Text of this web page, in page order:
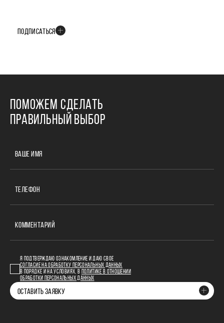
ПОДПИСАТЬСЯ
ПОМОЖЕМ СДЕЛАТЬ
ПРАВИЛЬНЫЙ ВЫБОР
ВАШЕ ИМЯ
ТЕЛЕФОН
КОММЕНТАРИЙ
Я ПОДТВЕРЖДАЮ ОЗНАКОМЛЕНИЕ И ДАЮ СВОЕ
СОГЛАСИЕ НА ОБРАБОТКУ ПЕРСОНАЛЬНЫХ ДАННЫХ
В ПОРЯДКЕ И НА УСЛОВИЯХ, В
ПОЛИТИКЕ В ОТНОШЕНИИ
ОБРАБОТКИ ПЕРСОНАЛЬНЫХ ДАННЫХ
ОСТАВИТЬ ЗАЯВКУ